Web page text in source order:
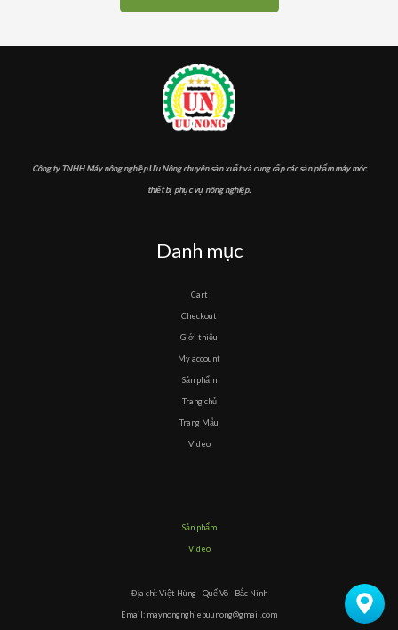
Công ty TNHH Máy nông nghiệp Ưu Nông chuyên sản xuất và cung cấp các sản phẩm máy móc
thiết bị phục vụ nông nghiệp.
Danh mục
Cart
Checkout
Giới thiệu
My account
Sản phẩm
Trang chủ
Trang Mẫu
Video
Sản phẩm
Video
Địa chỉ: Việt Hùng - Quế Võ - Bắc Ninh
Email: maynongnghiepuunong@gmail.com